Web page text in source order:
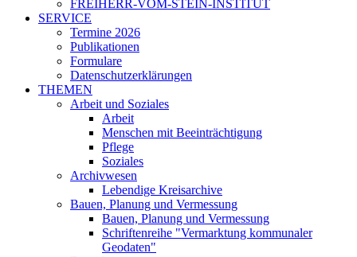
FREIHERR-VOM-STEIN-INSTITUT
SERVICE
Termine 2026
Publikationen
Formulare
Datenschutzerklärungen
THEMEN
Arbeit und Soziales
Arbeit
Menschen mit Beeinträchtigung
Pflege
Soziales
Archivwesen
Lebendige Kreisarchive
Bauen, Planung und Vermessung
Bauen, Planung und Vermessung
Schriftenreihe "Vermarktung kommunaler
Geodaten"